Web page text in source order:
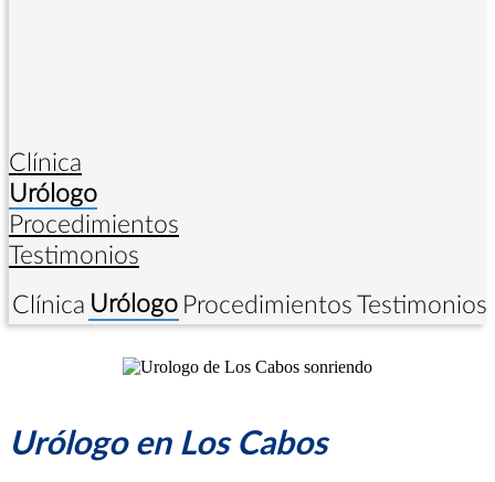
Clínica
Urólogo
Procedimientos
Testimonios
Clínica Urólogo ProcedimientosTestimonios
Urólogo en Los Cabos